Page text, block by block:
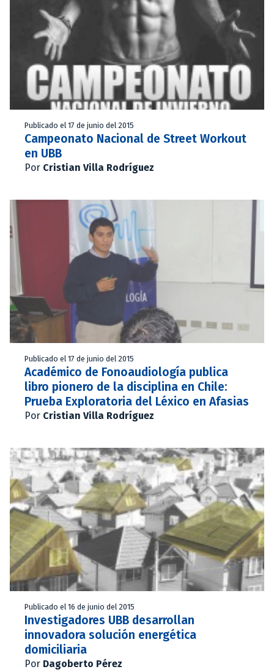
Publicado el 17 de junio del 2015
Campeonato Nacional de Street Workout
en UBB
Por Cristian Villa Rodríguez
Publicado el 17 de junio del 2015
Académico de Fonoaudiología publica
libro pionero de la disciplina en Chile:
Prueba Exploratoria del Léxico en Afasias
Por Cristian Villa Rodríguez
Publicado el 16 de junio del 2015
Investigadores UBB desarrollan
innovadora solución energética
domiciliaria
Por Dagoberto Pérez